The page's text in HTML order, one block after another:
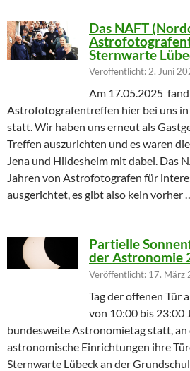
Das NAFT
Sternwarte
Veröffentlicht: 2. Juni
Am 17.05.2025
Astrofotografentreffen hier bei uns
statt. Wir haben uns erneut als
Treffen auszurichten und es waren
Jena und Hildesheim mit dabei. Das
Jahren von Astrofotografen für
ausgerichtet, es gibt also kein vorher
Partielle
der Astronomie
Veröffentlicht: 17. März
Tag der offenen Tür
von 10:00 bis 23:00
bundesweite Astronomietag statt, an
astronomische Einrichtungen ihre
Sternwarte Lübeck an der